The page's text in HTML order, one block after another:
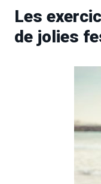
Les
de jolies